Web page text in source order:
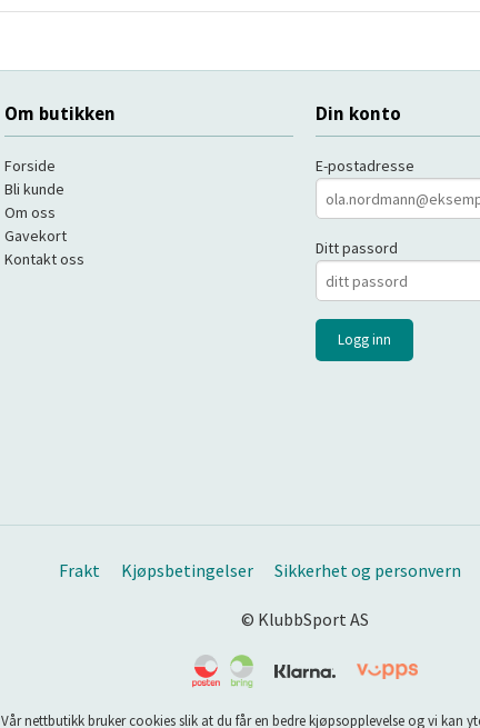
Om butikken
Forside
Bli kunde
Om oss
Gavekort
Kontakt oss
Din konto
E-postadresse
Ditt passord
Frakt Kjøpsbetingelser Sikkerhet og personvern
© KlubbSport AS
Vår nettbutikk bruker cookies slik at du får en bedre kjøpsopplevelse og vi kan